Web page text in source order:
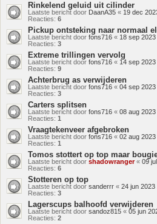
Rinkelend geluid uit cilinder
Laatste bericht door DaanA35 « 19 dec
Reacties: 6
Pickup ontsteking naar normaal
Laatste bericht door fons716 « 18 sep
Reacties: 3
Extreme trillingen vervolg
Laatste bericht door fons716 « 14 sep
Reacties: 9
Achterbrug as verwijderen
Laatste bericht door fons716 « 04 sep 2023
Reacties: 3
Carters splitsen
Laatste bericht door fons716 « 08 aug
Reacties: 1
Vraagtekenveer afgebroken
Laatste bericht door fons716 « 02 aug
Reacties: 1
Tomos stottert op top maar
Laatste bericht door shadowranger« 09
Reacties: 6
Stotteren op top
Laatste bericht door sanderrr « 24 jun 2023
Reacties: 3
Lagerscups balhoofd verwijderen
Laatste bericht door sandoz815 « 05 jun
Reacties: 2